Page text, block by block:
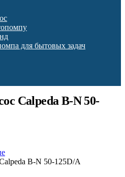
для бытовых задач
Calpeda B-N 50-
B-N 50-125D/A